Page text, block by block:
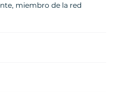
miembro de la red